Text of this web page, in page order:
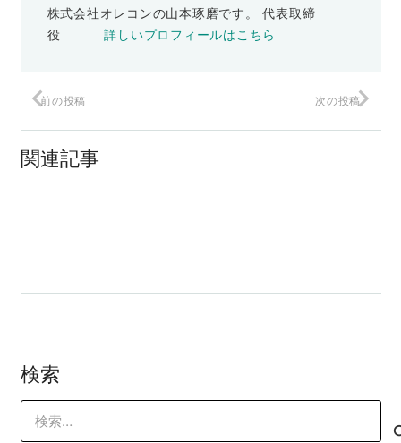
株式会社オレコンの山本琢磨です。 代表取締
役詳しいプロフィールはこちら
前の投稿 次の投稿
関連記事
検索
索: